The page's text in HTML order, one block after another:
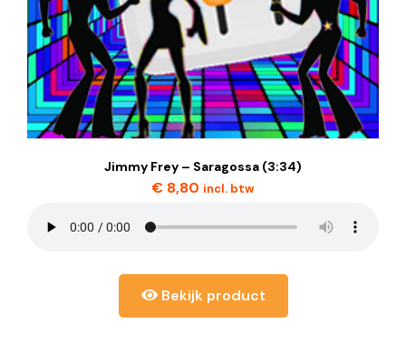
Jimmy Frey – Saragossa (3:34)
€ 8,80 incl. btw
Bekijk product